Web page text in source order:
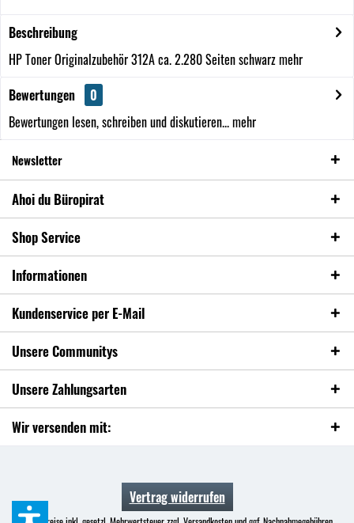
Beschreibung
HP Toner Originalzubehör 312A ca. 2.280 Seiten schwarzmehr
Bewertungen
0
Bewertungen lesen, schreiben und diskutieren...mehr
Newsletter
Ahoi du Büropirat
Shop Service
Informationen
Kundenservice per E-Mail
Unsere Communitys
Unsere Zahlungsarten
Wir versenden mit:
Vertrag widerrufen